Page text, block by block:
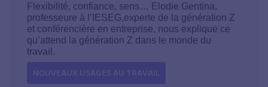
Flexibilité, confiance, sens… Elodie Gentina,
professeure à l’IESEG,experte de la génération Z
et conférencière en entreprise, nous explique ce
qu’attend la génération Z dans le monde du
travail.
NOUVEAUX USAGES AU TRAVAIL